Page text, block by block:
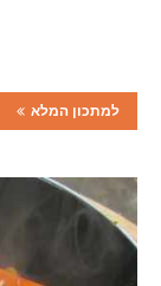
למתכון המלא